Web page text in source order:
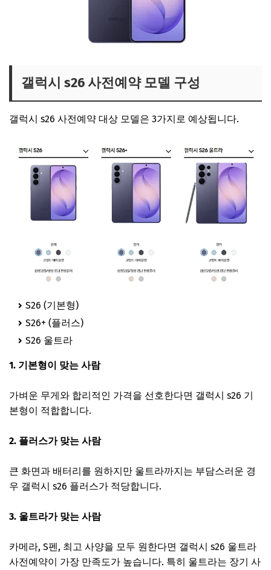
갤럭시 s26 사전예약 모델 구성
갤럭시 s26 사전예약 대상 모델은 3가지로 예상됩니다.
S26 (기본형)
S26+ (플러스)
S26 울트라
1. 기본형이 맞는 사람
가벼운 무게와 합리적인 가격을 선호한다면 갤럭시 s26 기
본형이 적합합니다.
2. 플러스가 맞는 사람
큰 화면과 배터리를 원하지만 울트라까지는 부담스러운 경
우 갤럭시 s26 플러스가 적당합니다.
3. 울트라가 맞는 사람
카메라, S펜, 최고 사양을 모두 원한다면 갤럭시 s26 울트라
사전예약이 가장 만족도가 높습니다. 특히 울트라는 장기 사